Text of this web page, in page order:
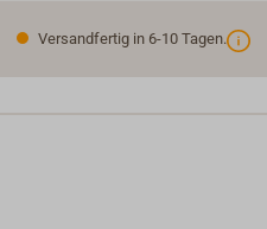
Versandfertig in 6-10 Tagen.